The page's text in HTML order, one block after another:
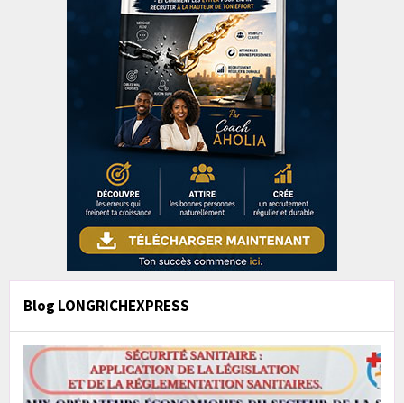
Blog LONGRICHEXPRESS